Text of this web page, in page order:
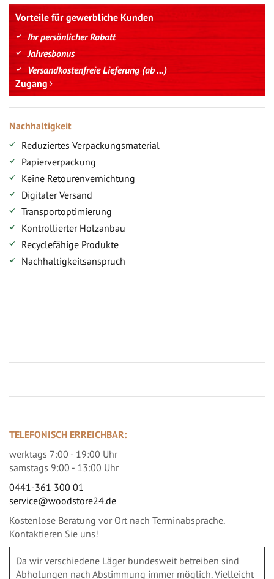
Vorteile für gewerbliche Kunden
Ihr persönlicher Rabatt
Jahresbonus
Versandkostenfreie Lieferung (ab ...)
Zugang
Nachhaltigkeit
Reduziertes Verpackungsmaterial
Papierverpackung
Keine Retourenvernichtung
Digitaler Versand
Transportoptimierung
Kontrollierter Holzanbau
Recyclefähige Produkte
Nachhaltigkeitsanspruch
TELEFONISCH ERREICHBAR:
werktags 7:00 - 19:00 Uhr
samstags 9:00 - 13:00 Uhr
0441-361 300 01
service@woodstore24.de
Kostenlose Beratung vor Ort nach Terminabsprache.
Kontaktieren Sie uns!
Da wir verschiedene Läger bundesweit betreiben sind
Abholungen nach Abstimmung immer möglich. Vielleicht